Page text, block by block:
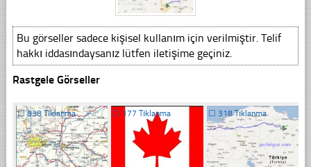
Bu görseller sadece kişisel kullanım için verilmiştir. Telif
hakkı iddasındaysanız lütfen iletişime geçiniz.
Rastgele Görseller
☐838 Tıklanma ☐ 177 Tıklanma ☐ 318 Tıklanma